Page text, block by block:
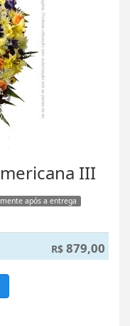
III
após a entrega
R$ 879,00